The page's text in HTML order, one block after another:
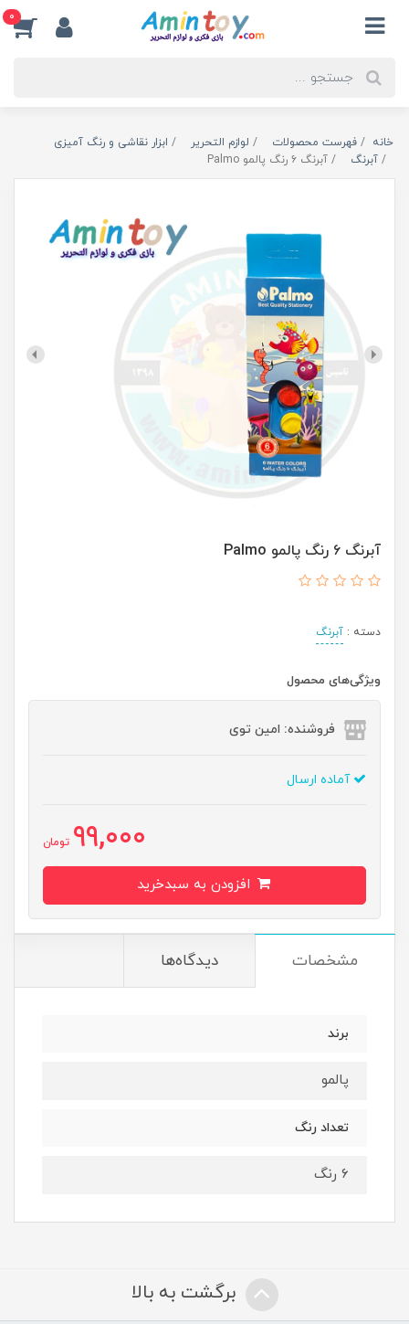
0
خانه فهرست محصولات لوازم التحریر
ابزار نقاشی و رنگ آمیزی
آبرنگ
آبرنگ ۶ رنگ پالمو Palmo
آبرنگ ۶ رنگ پالمو Palmo
دسته : آبرنگ
ویژگی‌های محصول
فروشنده: امین توی
آماده ارسال
99,000 تومان
مشخصات دیدگاه‌ها
برند
پالمو
تعداد رنگ
۶ رنگ
برگشت به بالا